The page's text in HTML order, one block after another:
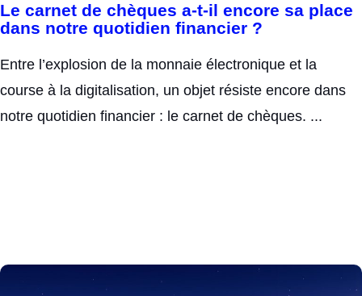
Le carnet de chèques a-t-il encore sa place
dans notre quotidien financier ?
Entre l’explosion de la monnaie électronique et la
course à la digitalisation, un objet résiste encore dans
notre quotidien financier : le carnet de chèques. ...